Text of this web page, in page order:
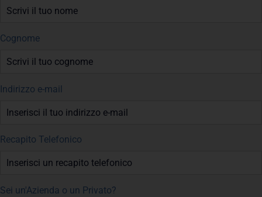
Cognome
Indirizzo e-mail
Recapito Telefonico
Sei un'Azienda o un Privato?